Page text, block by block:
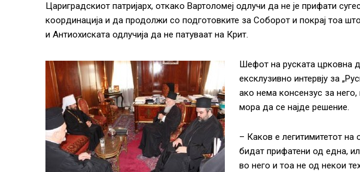
Цариградскиот патријарх, откако Вартоломеј одлучи да не је прифати
координација и да продолжи со подготовките за Соборот и покрај тоа
и Антиохиската одлучија да не патуваат на Крит.
Шефот на руската црковна
ексклузивно интервју за
ако нема консензус за него,
мора да се најде решение.
– Каков е легитимитетот на
бидат прифатени од една,
во него и тоа не од некои